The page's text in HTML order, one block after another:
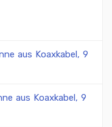
aus Koaxkabel, 9
aus Koaxkabel, 9